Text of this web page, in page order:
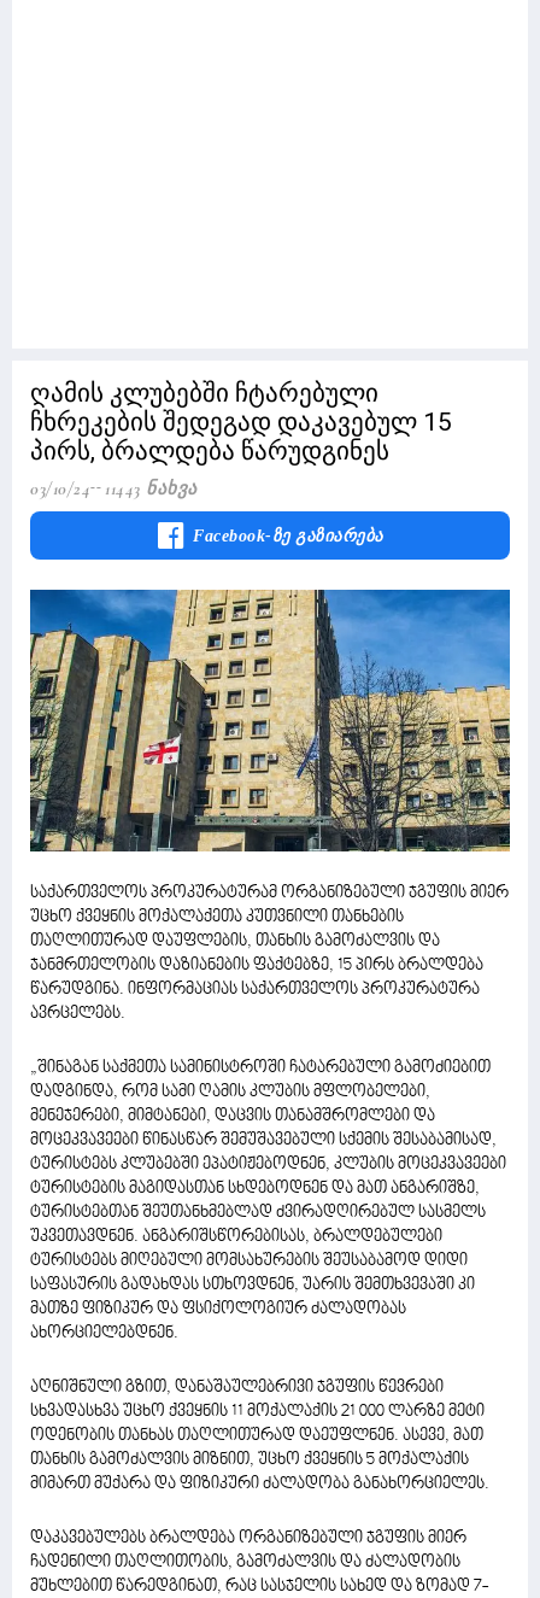
ღამის კლუბებში ჩტარებული
ჩხრეკების შედეგად დაკავებულ 15
პირს, ბრალდება წარუდგინეს
03/10/24 11443 Ნახვა
Facebook-Ზე Გაზიარება
საქართველოს პროკურატურამ ორგანიზებული ჯგუფის მიერ
უცხო ქვეყნის მოქალაქეთა კუთვნილი თანხების
თაღლითურად დაუფლების, თანხის გამოძალვის და
ჯანმრთელობის დაზიანების ფაქტებზე, 15 პირს ბრალდება
წარუდგინა. ინფორმაციას საქართველოს პროკურატურა
ავრცელებს.
„შინაგან საქმეთა სამინისტროში ჩატარებული გამოძიებით
დადგინდა, რომ სამი ღამის კლუბის მფლობელები,
მენეჯერები, მიმტანები, დაცვის თანამშრომლები და
მოცეკვავეები წინასწარ შემუშავებული სქემის შესაბამისად,
ტურისტებს კლუბებში ეპატიჟებოდნენ, კლუბის მოცეკვავეები
ტურისტების მაგიდასთან სხდებოდნენ და მათ ანგარიშზე,
ტურისტებთან შეუთანხმებლად ძვირადღირებულ სასმელს
უკვეთავდნენ. ანგარიშსწორებისას, ბრალდებულები
ტურისტებს მიღებული მომსახურების შეუსაბამოდ დიდი
საფასურის გადახდას სთხოვდნენ, უარის შემთხვევაში კი
მათზე ფიზიკურ და ფსიქოლოგიურ ძალადობას
ახორციელებდნენ.
აღნიშნული გზით, დანაშაულებრივი ჯგუფის წევრები
სხვადასხვა უცხო ქვეყნის 11 მოქალაქის 21 000 ლარზე მეტი
ოდენობის თანხას თაღლითურად დაეუფლნენ. ასევე, მათ
თანხის გამოძალვის მიზნით, უცხო ქვეყნის 5 მოქალაქის
მიმართ მუქარა და ფიზიკური ძალადობა განახორციელეს.
დაკავებულებს ბრალდება ორგანიზებული ჯგუფის მიერ
ჩადენილი თაღლითობის, გამოძალვის და ძალადობის
მუხლებით წარედგინათ, რაც სასჯელის სახედ და ზომად 7-